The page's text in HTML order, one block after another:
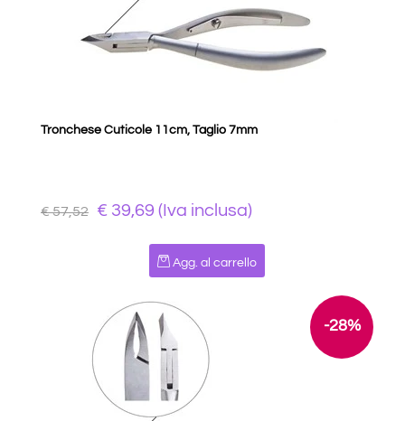
Tronchese Cuticole 11cm, Taglio 7mm
€ 57,52 € 39,69 (Iva inclusa)
Quantità
Agg. al carrello
-28%